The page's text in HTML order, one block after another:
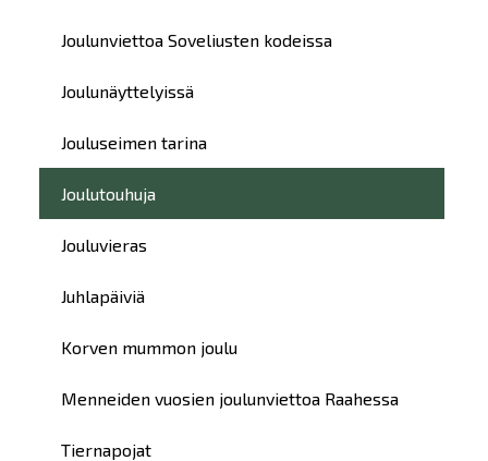
Joulunviettoa Soveliusten kodeissa
Joulunäyttelyissä
Jouluseimen tarina
Joulutouhuja
Jouluvieras
Juhlapäiviä
Korven mummon joulu
Menneiden vuosien joulunviettoa Raahessa
Tiernapojat